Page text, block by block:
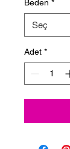
Beden *
Adet *